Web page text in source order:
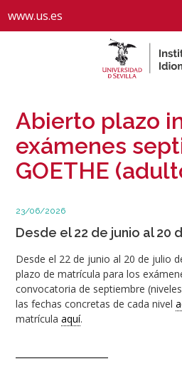
www.us.es
Abierto plazo
exámenes
GOETHE
23/06/2026
Desde el 22 de junio al 20
Desde el 22 de junio al 20 de julio
plazo de matrícula para los
convocatoria de septiembre
las fechas concretas de cada nivel
matrículaaquí.